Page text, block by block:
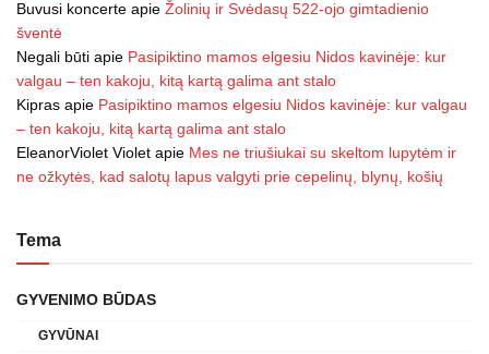
Buvusi koncerte apie Žolinių ir Svėdasų 522-ojo gimtadienio
šventė
Negali būti apie Pasipiktino mamos elgesiu Nidos kavinėje: kur
valgau – ten kakoju, kitą kartą galima ant stalo
Kipras apie Pasipiktino mamos elgesiu Nidos kavinėje: kur valgau
– ten kakoju, kitą kartą galima ant stalo
EleanorViolet Violet apie Mes ne triušiukai su skeltom lupytėm ir
ne ožkytės, kad salotų lapus valgyti prie cepelinų, blynų, košių
Tema
GYVENIMO BŪDAS
GYVŪNAI